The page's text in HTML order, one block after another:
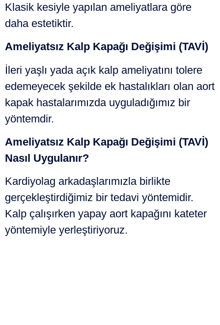
Klasik kesiyle yapılan ameliyatlara göre
daha estetiktir.
Ameliyatsız Kalp Kapağı Değişimi (TAVİ)
İleri yaşlı yada açık kalp ameliyatını tolere
edemeyecek şekilde ek hastalıkları olan aort
kapak hastalarımızda uyguladığımız bir
yöntemdir.
Ameliyatsız Kalp Kapağı Değişimi (TAVİ)
Nasıl Uygulanır?
Kardiyolag arkadaşlarımızla birlikte
gerçekleştirdiğimiz bir tedavi yöntemidir.
Kalp çalışırken yapay aort kapağını kateter
yöntemiyle yerleştiriyoruz.